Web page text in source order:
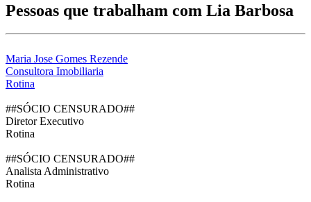
Pessoas que trabalham com Lia Barbosa
Maria Jose Gomes Rezende
Consultora Imobiliaria
Rotina
##SÓCIO CENSURADO##
Diretor Executivo
Rotina
##SÓCIO CENSURADO##
Analista Administrativo
Rotina